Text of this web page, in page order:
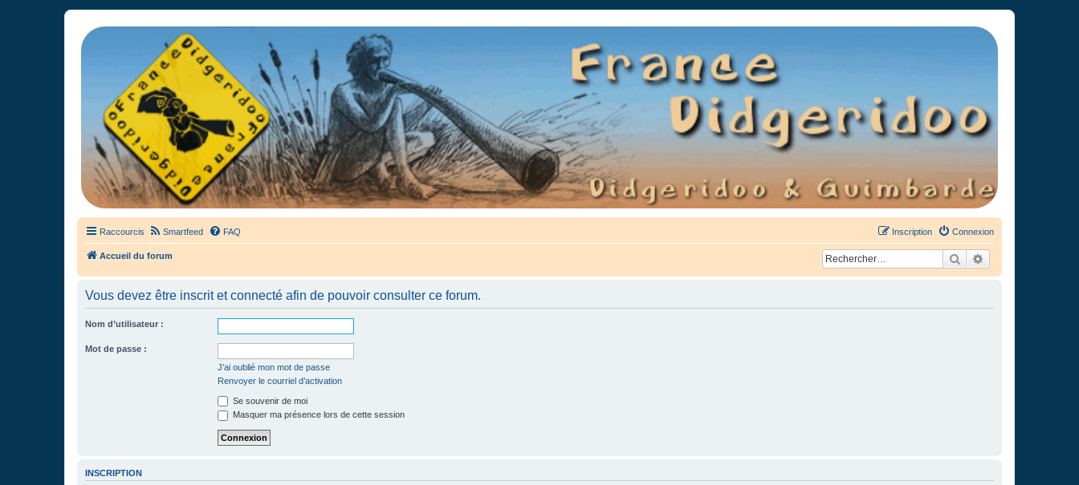
France Didgeridoo
Didgeridoo et Guimbarde sur France Didgeridoo - retrouvez la communauté.
Raccourcis Smartfeed FAQ Connexion
Inscription
Accueil du forum Rechercher
Vous devez être inscrit et connecté afin de pouvoir consulter ce forum.
Nom d’utilisateur :
Mot de passe :
J’ai oublié mon mot de passe
Renvoyer le courriel d’activation
Se souvenir de moi
Masquer ma présence lors de cette session
INSCRIPTION